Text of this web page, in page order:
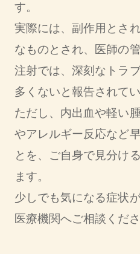
す。
実際には、副作用とさ
なものとされ、医師の
注射では、深刻なトラ
多くないと報告されてい
ただし、内出血や軽い
やアレルギー反応など
とを、ご自身で見分け
ます。
少しでも気になる症状
医療機関へご相談くださ